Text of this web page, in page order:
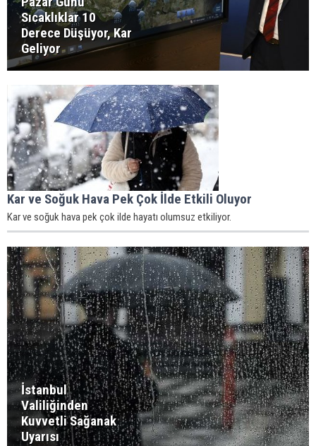
Sıcaklıklar 10
Derece Düşüyor, Kar
Geliyor
Kar ve Soğuk Hava Pek Çok İlde Etkili Oluyor
Kar ve soğuk hava pek çok ilde hayatı olumsuz etkiliyor.
İstanbul
Valiliğinden
Kuvvetli Sağanak
Uyarısı